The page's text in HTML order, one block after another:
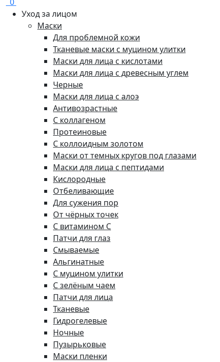
Уход за лицом
Маски
Для проблемной кожи
Тканевые маски с муцином улитки
Маски для лица с кислотами
Маски для лица с древесным углем
Черные
Маски для лица с алоэ
Антивозрастные
С коллагеном
Протеиновые
С коллоидным золотом
Маски от темных кругов под глазами
Маски для лица с пептидами
Кислородные
Отбеливающие
Для сужения пор
От чёрных точек
С витамином C
Патчи для глаз
Смываемые
Альгинатные
С муцином улитки
С зелёным чаем
Патчи для лица
Тканевые
Гидрогелевые
Ночные
Пузырьковые
Маски пленки